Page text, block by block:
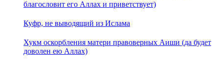
благословит его Аллах и приветствует)
Куфр, не выводящий из Ислама
Хукм оскорбления матери правоверных Аиши (да будет
доволен ею Аллах)